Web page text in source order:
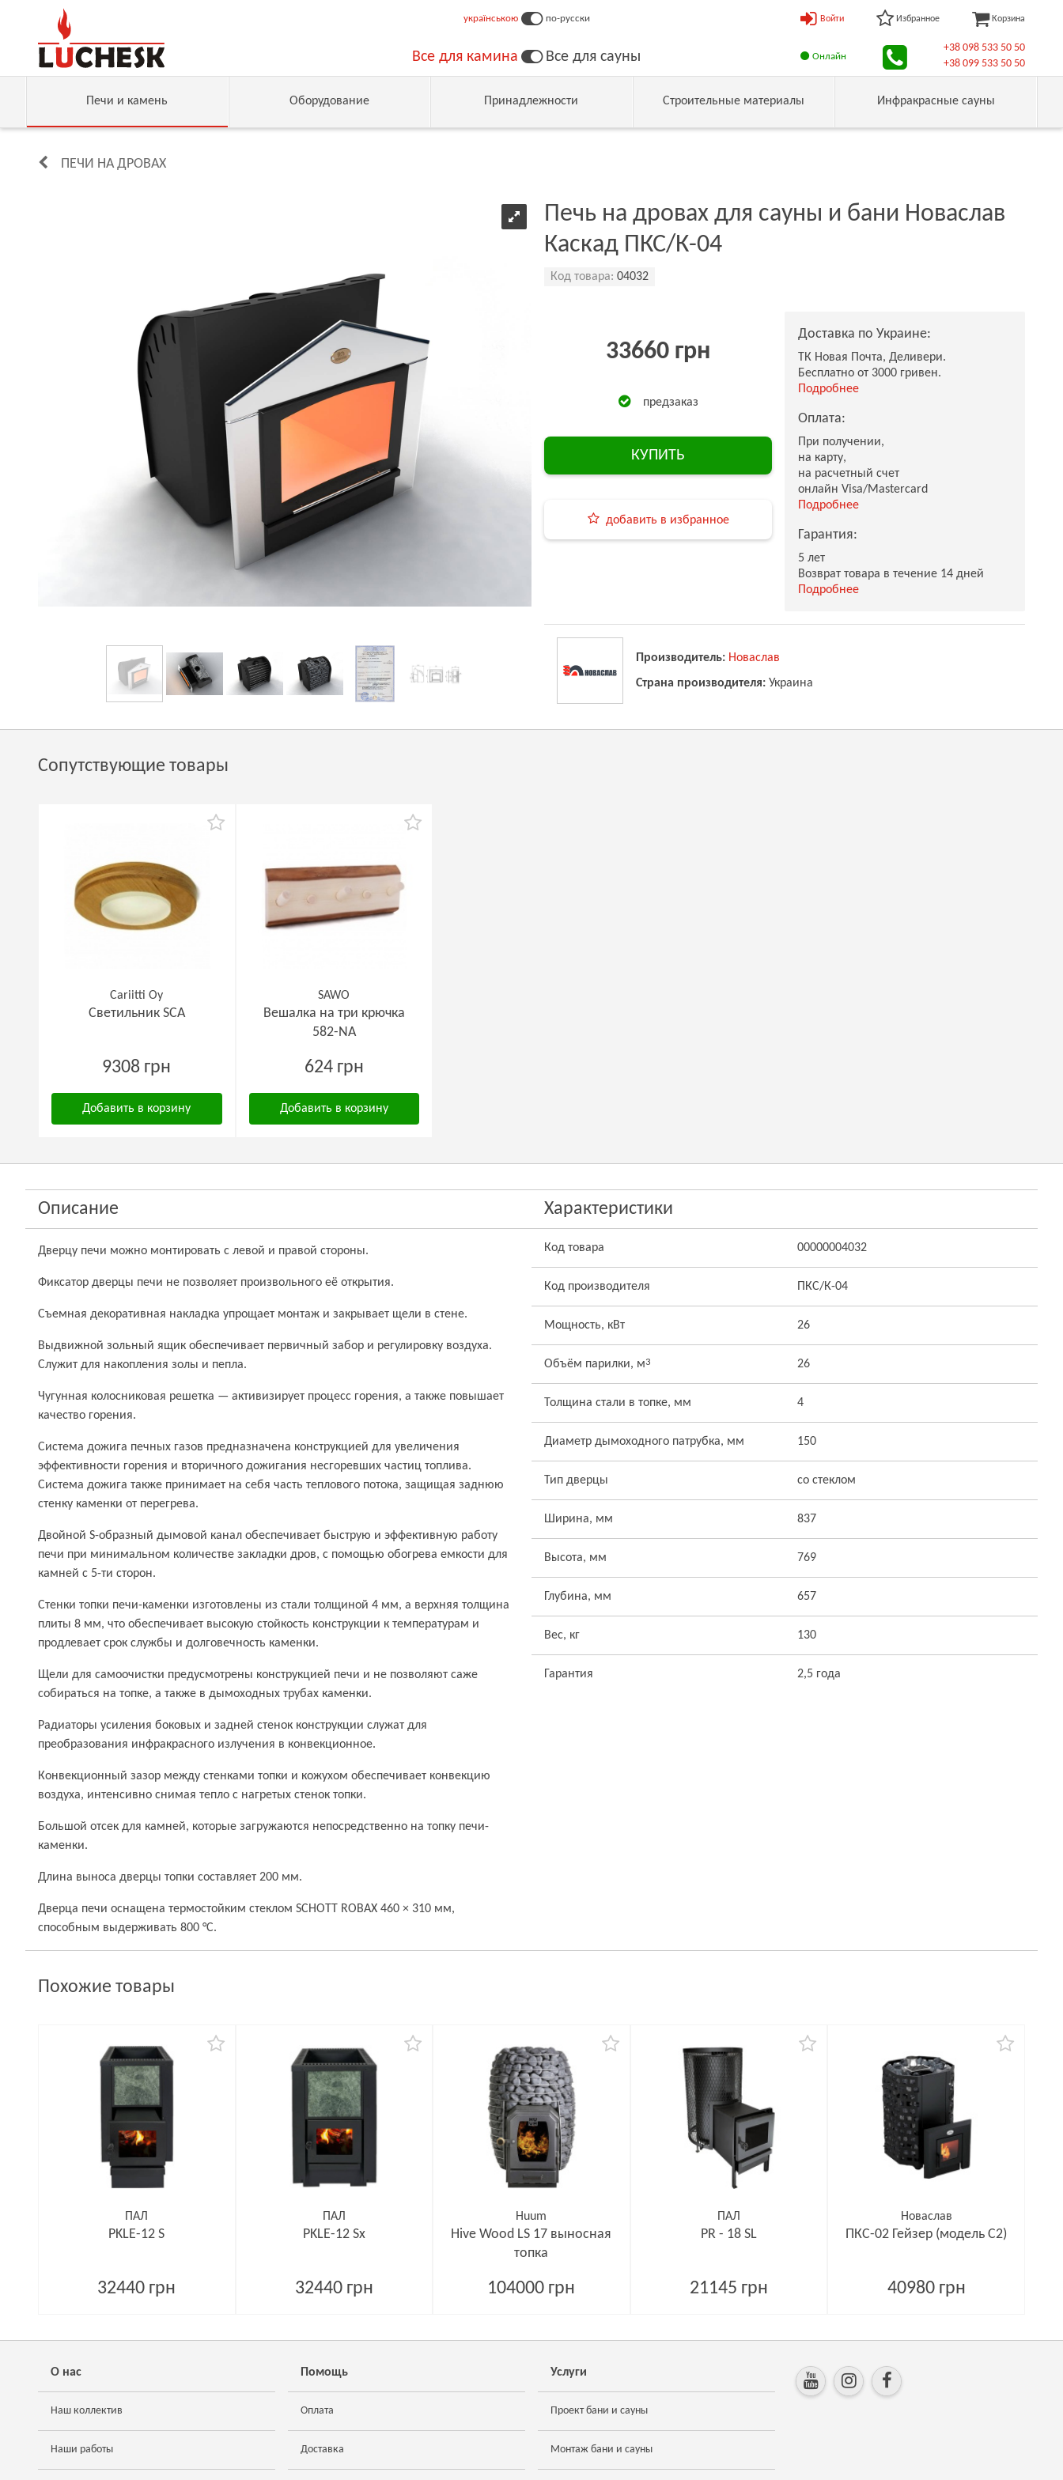
українською по-русски
Все для камина Все для сауны
Войти Избранное Корзина
Онлайн
+38 098 533 50 50
+38 099 533 50 50
Печи и камень Оборудование Принадлежности Строительные материалы Инфракрасные сауны
ПЕЧИ НА ДРОВАХ
Печь на дровах для сауны и бани Новаслав
Каскад ПКС/К-04
Код товара: 04032
33660 грн
предзаказ
КУПИТЬ
добавить в избранное
Доставка по Украине:
ТК Новая Почта, Деливери.
Бесплатно от 3000 гривен.
Подробнее
Оплата:
При получении,
на карту,
на расчетный счет
онлайн Visa/Mastercard
Подробнее
Гарантия:
5 лет
Возврат товара в течение 14 дней
Подробнее
Производитель: Новаслав
Страна производителя: Украина
Сопутствующие товары
Cariitti Oy
Светильник SCA
9308 грн
Добавить в корзину
SAWO
Вешалка на три крючка
582-NA
624 грн
Добавить в корзину
Описание
Дверцу печи можно монтировать с левой и правой стороны.
Фиксатор дверцы печи не позволяет произвольного её открытия.
Съемная декоративная накладка упрощает монтаж и закрывает щели в стене.
Выдвижной зольный ящик обеспечивает первичный забор и регулировку воздуха.
Служит для накопления золы и пепла.
Чугунная колосниковая решетка — активизирует процесс горения, а также повышает
качество горения.
Система дожига печных газов предназначена конструкцией для увеличения
эффективности горения и вторичного дожигания несгоревших частиц топлива.
Система дожига также принимает на себя часть теплового потока, защищая заднюю
стенку каменки от перегрева.
Двойной S-образный дымовой канал обеспечивает быструю и эффективную работу
печи при минимальном количестве закладки дров, с помощью обогрева емкости для
камней с 5-ти сторон.
Стенки топки печи-каменки изготовлены из стали толщиной 4 мм, а верхняя толщина
плиты 8 мм, что обеспечивает высокую стойкость конструкции к температурам и
продлевает срок службы и долговечность каменки.
Щели для самоочистки предусмотрены конструкцией печи и не позволяют саже
собираться на топке, а также в дымоходных трубах каменки.
Радиаторы усиления боковых и задней стенок конструкции служат для
преобразования инфракрасного излучения в конвекционное.
Конвекционный зазор между стенками топки и кожухом обеспечивает конвекцию
воздуха, интенсивно снимая тепло с нагретых стенок топки.
Большой отсек для камней, которые загружаются непосредственно на топку печи-
каменки.
Длина выноса дверцы топки составляет 200 мм.
Дверца печи оснащена термостойким стеклом SCHOTT ROBAX 460 × 310 мм,
способным выдерживать 800 °С.
Характеристики
Код товара 00000004032
Код производителя ПКС/К-04
Мощность, кВт 26
Объём парилки, м3 26
Толщина стали в топке, мм 4
Диаметр дымоходного патрубка, мм 150
Тип дверцы со стеклом
Ширина, мм 837
Высота, мм 769
Глубина, мм 657
Вес, кг 130
Гарантия 2,5 года
Похожие товары
ПАЛ
PKLE-12 S
32440 грн
ПАЛ
PKLE-12 Sx
32440 грн
Huum
Hive Wood LS 17 выносная
топка
104000 грн
ПАЛ
PR - 18 SL
21145 грн
Новаслав
ПКС-02 Гейзер (модель С2)
40980 грн
О нас
Наш коллектив
Наши работы
Помощь
Оплата
Доставка
Услуги
Проект бани и сауны
Монтаж бани и сауны